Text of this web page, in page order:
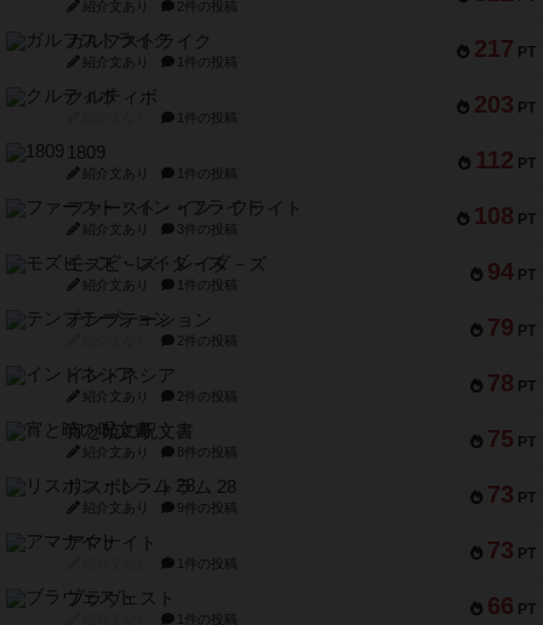
紹介文あり 2件の投稿
217 PT
ガルフストライク
紹介文あり 1件の投稿
203 PT
クルティボ
1件の投稿
112 PT
1809
紹介文あり 1件の投稿
108 PT
ファースト・イン・フライト
紹介文あり 3件の投稿
94 PT
モズビ－ズ・レイダ－ズ
紹介文あり 1件の投稿
79 PT
テンプテーション
2件の投稿
78 PT
インドネシア
紹介文あり 2件の投稿
75 PT
宵と暁の呪文書
紹介文あり 8件の投稿
73 PT
リスボン・トラム 28
紹介文あり 9件の投稿
73 PT
アマナイト
1件の投稿
66 PT
ブラヴェスト
1件の投稿